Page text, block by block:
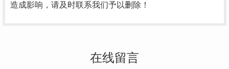
造成影响，请及时联系我们予以删除！
在线留言